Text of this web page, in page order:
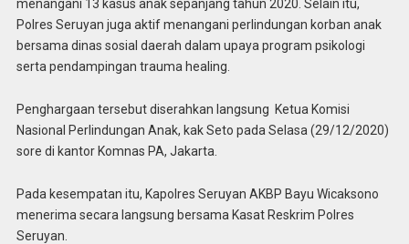
menangani 13 kasus anak sepanjang tahun 2020. Selain itu,
Polres Seruyan juga aktif menangani perlindungan korban anak
bersama dinas sosial daerah dalam upaya program psikologi
serta pendampingan trauma healing.
Penghargaan tersebut diserahkan langsung Ketua Komisi
Nasional Perlindungan Anak, kak Seto pada Selasa (29/12/2020)
sore di kantor Komnas PA, Jakarta.
Pada kesempatan itu, Kapolres Seruyan AKBP Bayu Wicaksono
menerima secara langsung bersama Kasat Reskrim Polres
Seruyan.